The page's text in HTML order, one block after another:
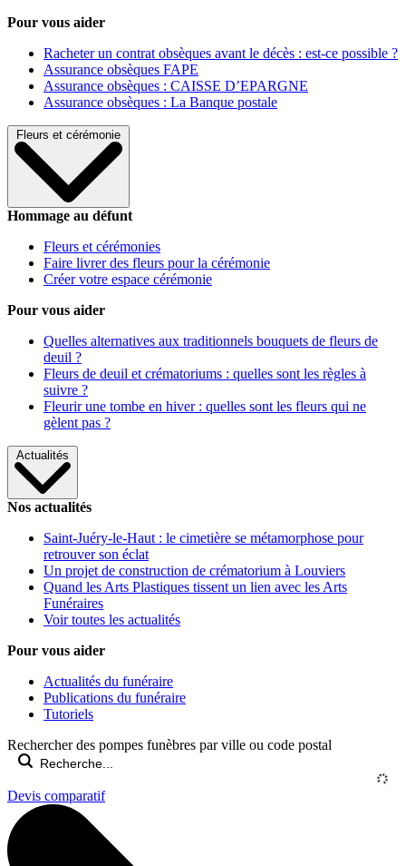
Pour vous aider
Racheter un contrat obsèques avant le décès : est-ce possible ?
Assurance obsèques FAPE
Assurance obsèques : CAISSE D’EPARGNE
Assurance obsèques : La Banque postale
Fleurs et cérémonie
Hommage au défunt
Fleurs et cérémonies
Faire livrer des fleurs pour la cérémonie
Créer votre espace cérémonie
Pour vous aider
Quelles alternatives aux traditionnels bouquets de fleurs de
deuil ?
Fleurs de deuil et crématoriums : quelles sont les règles à
suivre ?
Fleurir une tombe en hiver : quelles sont les fleurs qui ne
gèlent pas ?
Actualités
Nos actualités
Saint-Juéry-le-Haut : le cimetière se métamorphose pour
retrouver son éclat
Un projet de construction de crématorium à Louviers
Quand les Arts Plastiques tissent un lien avec les Arts
Funéraires
Voir toutes les actualités
Pour vous aider
Actualités du funéraire
Publications du funéraire
Tutoriels
Rechercher des pompes funèbres par ville ou code postal
Devis comparatif